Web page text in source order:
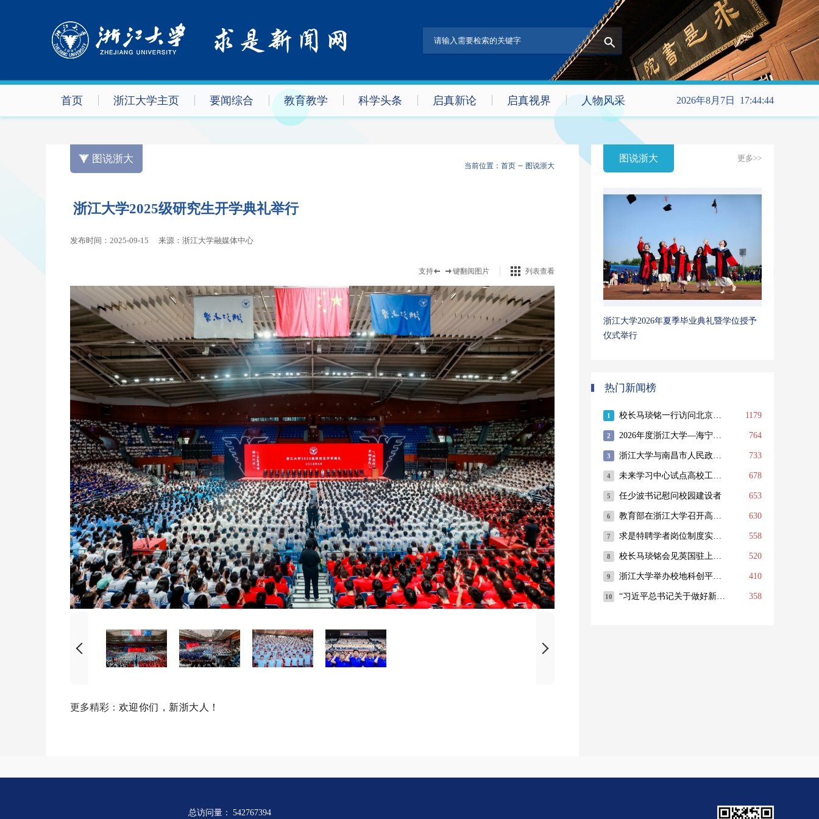
首页 浙江大学主页 要闻综合 教育教学 科学头条 启真新论 启真视界 人物风采 2026年8月7日 17:44:44
图说浙大
当前位置： 首页 图说浙大
浙江大学2025级研究生开学典礼举行
发布时间：2025-09-15 来源：浙江大学融媒体中心
支持 键翻阅图片 列表查看
更多精彩： 欢迎你们，新浙大人！
图说浙大 更多>>
浙江大学2026年夏季毕业典礼暨学位授予
仪式举行
热门新闻榜
总访问量： 542767394